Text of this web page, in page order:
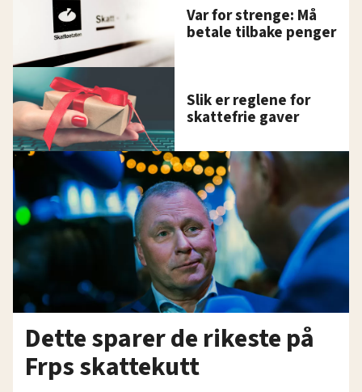
Var for strenge: Må
betale tilbake penger
Slik er reglene for
skattefrie gaver
Dette sparer de rikeste på
Frps skattekutt